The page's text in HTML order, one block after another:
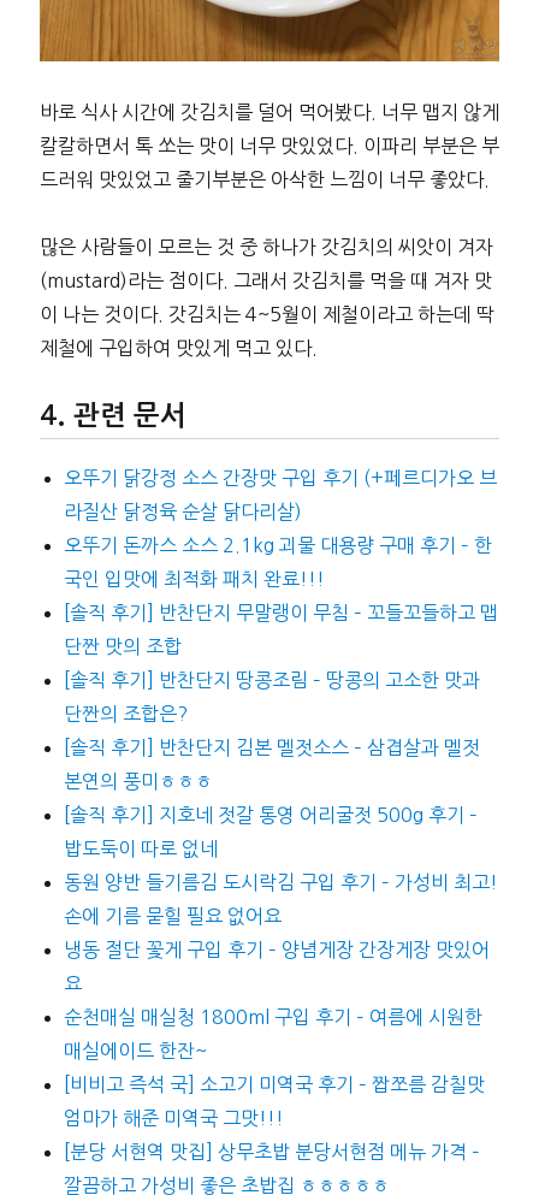
바로 식사 시간에 갓김치를 덜어 먹어봤다. 너무 맵지 않게
칼칼하면서 톡 쏘는 맛이 너무 맛있었다. 이파리 부분은 부
드러워 맛있었고 줄기부분은 아삭한 느낌이 너무 좋았다.
많은 사람들이 모르는 것 중 하나가 갓김치의 씨앗이 겨자
(mustard)라는 점이다. 그래서 갓김치를 먹을 때 겨자 맛
이 나는 것이다. 갓김치는 4~5월이 제철이라고 하는데 딱
제철에 구입하여 맛있게 먹고 있다.
관련 문서
오뚜기 닭강정 소스 간장맛 구입 후기 (+페르디가오 브
라질산 닭정육 순살 닭다리살)
오뚜기 돈까스 소스 2.1kg 괴물 대용량 구매 후기 – 한
국인 입맛에 최적화 패치 완료!!!
[솔직 후기] 반찬단지 무말랭이 무침 – 꼬들꼬들하고 맵
단짠 맛의 조합
[솔직 후기] 반찬단지 땅콩조림 – 땅콩의 고소한 맛과
단짠의 조합은?
[솔직 후기] 반찬단지 김본 멜젓소스 – 삼겹살과 멜젓
본연의 풍미ㅎㅎㅎ
[솔직 후기] 지호네 젓갈 통영 어리굴젓 500g 후기 –
밥도둑이 따로 없네
동원 양반 들기름김 도시락김 구입 후기 – 가성비 최고!
손에 기름 묻힐 필요 없어요
냉동 절단 꽃게 구입 후기 – 양념게장 간장게장 맛있어
요
순천매실 매실청 1800ml 구입 후기 – 여름에 시원한
매실에이드 한잔~
[비비고 즉석 국] 소고기 미역국 후기 – 짭쪼름 감칠맛
엄마가 해준 미역국 그맛!!!
[분당 서현역 맛집] 상무초밥 분당서현점 메뉴 가격 –
깔끔하고 가성비 좋은 초밥집 ㅎㅎㅎㅎㅎ